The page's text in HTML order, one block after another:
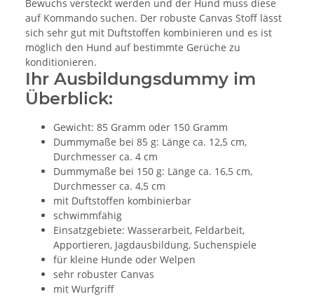
Bewuchs versteckt werden und der Hund muss diese
auf Kommando suchen. Der robuste Canvas Stoff lässt
sich sehr gut mit Duftstoffen kombinieren und es ist
möglich den Hund auf bestimmte Gerüche zu
konditionieren.
Ihr Ausbildungsdummy im
Überblick:
Gewicht: 85 Gramm oder 150 Gramm
Dummymaße bei 85 g: Länge ca. 12,5 cm,
Durchmesser ca. 4 cm
Dummymaße bei 150 g: Länge ca. 16,5 cm,
Durchmesser ca. 4,5 cm
mit Duftstoffen kombinierbar
schwimmfähig
Einsatzgebiete: Wasserarbeit, Feldarbeit,
Apportieren, Jagdausbildung, Suchenspiele
für kleine Hunde oder Welpen
sehr robuster Canvas
mit Wurfgriff